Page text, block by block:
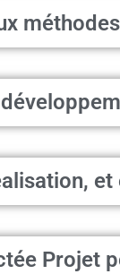
et
Projet